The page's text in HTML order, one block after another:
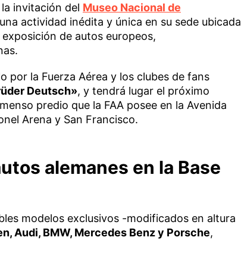
invitación del Museo Nacional de
actividad inédita y única en su sede ubicada
exposición de autos europeos,
por la Fuerza Aérea y los clubes de fans
Deutsch», y tendrá lugar el próximo
predio que la FAA posee en la Avenida
Arena y San Francisco.
alemanes en la Base
modelos exclusivos -modificados en altura
Audi, BMW, Mercedes Benz y Porsche,